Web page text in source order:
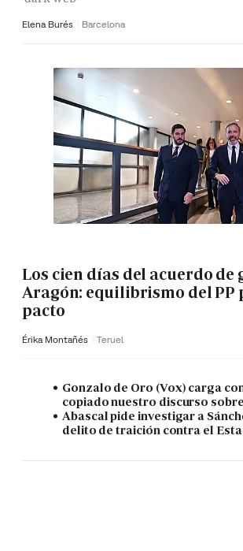
Elena Burés Barcelona
Los cien días del acuerdo de
Aragón: equilibrismo del
pacto
Érika Montañés Teruel
Gonzalo de Oro (Vox) carga
copiado nuestro discurso
Abascal pide investigar a
delito de traición contra el